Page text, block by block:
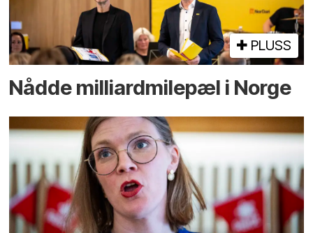
PLUSS
Nådde milliard­­milepæl i Norge